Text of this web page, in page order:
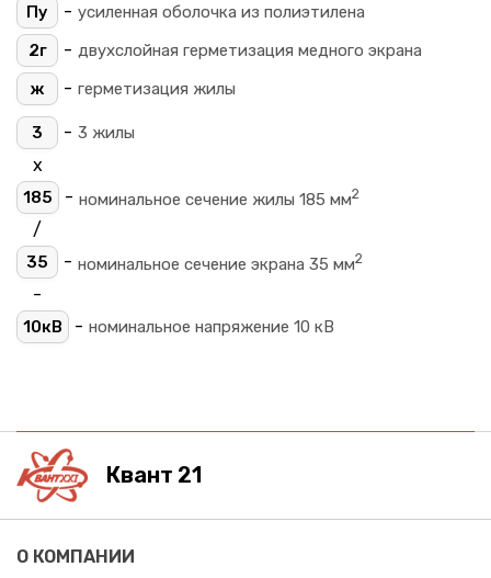
Пу
- усиленная оболочка из полиэтилена
2г
- двухслойная герметизация медного экрана
ж
- герметизация жилы
3 - 3 жилы
х
185 - номинальное сечение жилы 185 мм2
/
35 - номинальное сечение экрана 35 мм2
-
10кВ - номинальное напряжение 10 кВ
Квант 21
О КОМПАНИИ